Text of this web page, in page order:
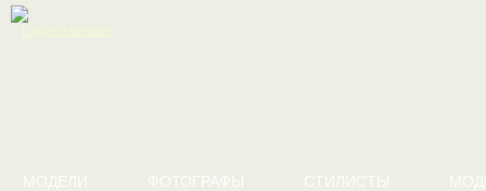
МОДЕЛИ ФОТОГРАФЫ СТИЛИСТЫ